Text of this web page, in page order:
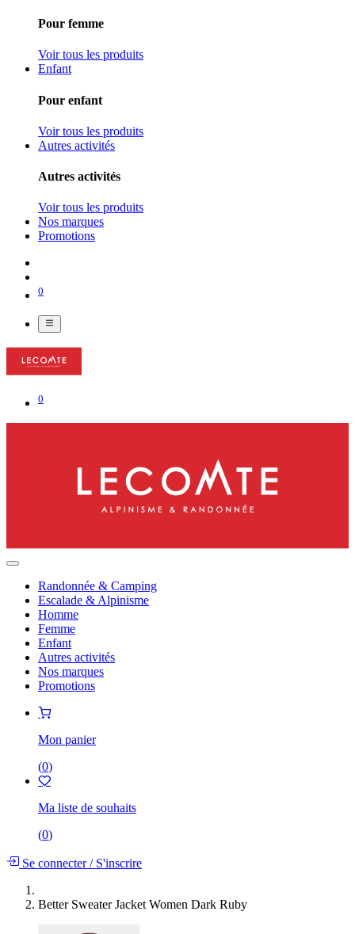
Pour femme
Voir tous les produits
Enfant
Pour enfant
Voir tous les produits
Autres activités
Autres activités
Voir tous les produits
Nos marques
Promotions
0
0
Randonnée & Camping
Escalade & Alpinisme
Homme
Femme
Enfant
Autres activités
Nos marques
Promotions
Mon panier
(0)
Ma liste de souhaits
(0)
Se connecter/S'inscrire
Better Sweater Jacket Women Dark Ruby